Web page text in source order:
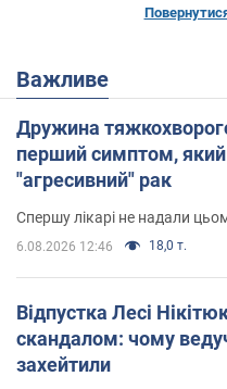
Важливе
Дружина
перший симптом, який
"агресивний" рак
Спершу лікарі не надали
6.08.2026 12:46 18,0 т.
Відпустка Лесі
скандалом: чому
захейтили